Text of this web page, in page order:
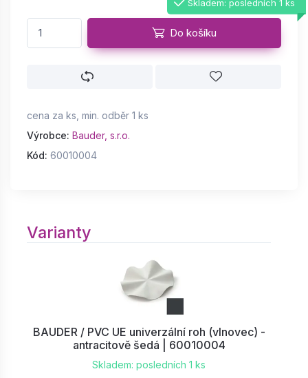
Skladem: posledních 1 ks
Do košíku
cena za ks, min. odběr 1 ks
Výrobce: Bauder, s.r.o.
Kód: 60010004
Varianty
BAUDER / PVC UE univerzální roh (vlnovec) -
antracitově šedá | 60010004
Skladem: posledních 1 ks